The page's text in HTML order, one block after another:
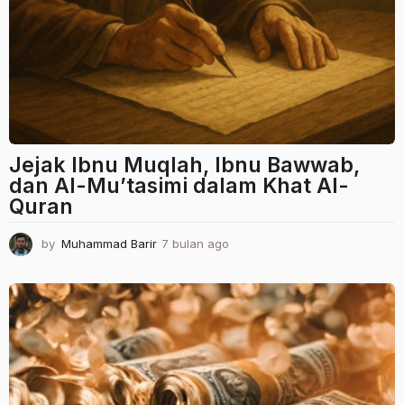
Jejak Ibnu Muqlah, Ibnu Bawwab,
dan Al-Mu’tasimi dalam Khat Al-
Quran
by Muhammad Barir 7 bulan ago
l
n
a
g
o